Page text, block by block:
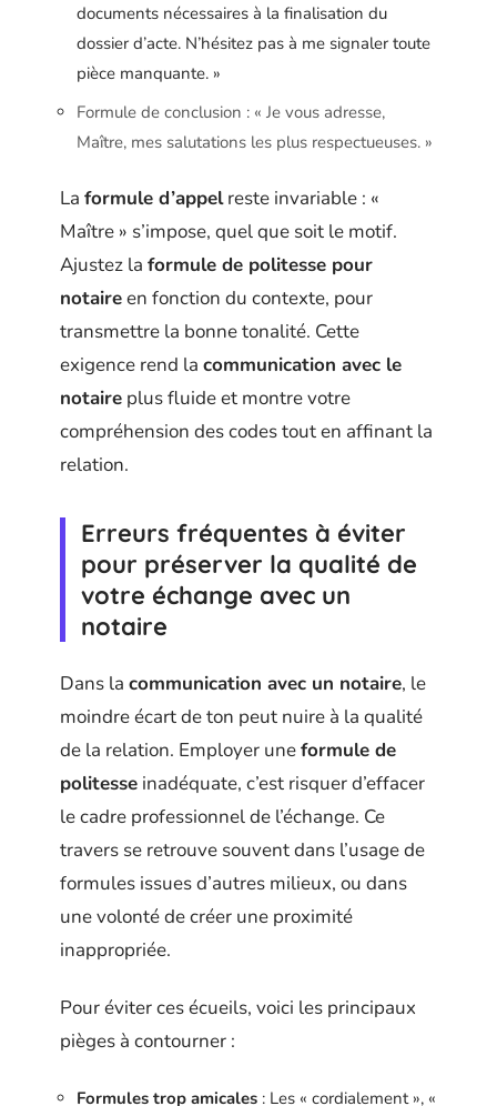
documents nécessaires à la finalisation du
dossier d’acte. N’hésitez pas à me signaler toute
pièce manquante. »
Formule de conclusion : « Je vous adresse,
Maître, mes salutations les plus respectueuses. »
La formule d’appelreste invariable : «
Maître » s’impose, quel que soit le motif.
Ajustez la formule de politesse pour
notaireen fonction du contexte, pour
transmettre la bonne tonalité. Cette
exigence rend la communication avec le
notaire plus fluide et montre votre
compréhension des codes tout en affinant la
relation.
Erreurs fréquentes à éviter
pour préserver la qualité de
votre échange avec un
notaire
Dans la communication avec un notaire, le
moindre écart de ton peut nuire à la qualité
de la relation. Employer uneformule de
politesse inadéquate, c’est risquer d’effacer
le cadre professionnel de l’échange. Ce
travers se retrouve souvent dans l’usage de
formules issues d’autres milieux, ou dans
une volonté de créer une proximité
inappropriée.
Pour éviter ces écueils, voici les principaux
pièges à contourner :
Formules trop amicales : Les « cordialement », «